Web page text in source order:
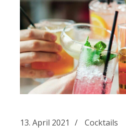
13. April 2021 Cocktails